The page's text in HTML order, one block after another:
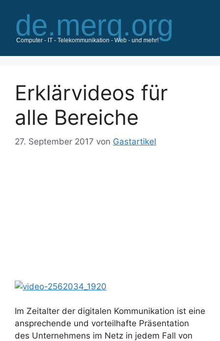
Inhalt
springen
Erklärvideos für
alle Bereiche
27. September 2017 von Gastartikel
Im Zeitalter der digitalen Kommunikation ist eine
ansprechende und vorteilhafte Präsentation
des Unternehmens im Netz in jedem Fall von